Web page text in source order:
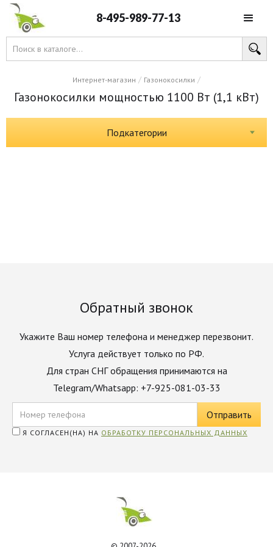
8-495-989-77-13
Интернет-магазин / Газонокосилки /
Газонокосилки мощностью 1100 Вт (1,1 кВт)
Подкатегории
Обратный звонок
Укажите Ваш номер телефона и менеджер перезвонит.
Услуга действует только по РФ.
Для стран СНГ обращения принимаются на
Telegram/Whatsapp: +7-925-081-03-33
Я СОГЛАСЕН(НА) НА ОБРАБОТКУ ПЕРСОНАЛЬНЫХ ДАННЫХ